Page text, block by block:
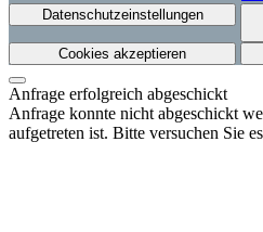
Datenschutzeinstellungen
Cookies akzeptieren
Anfrage erfolgreich abgeschickt
Anfrage konnte nicht abgeschickt
aufgetreten ist. Bitte versuchen Sie